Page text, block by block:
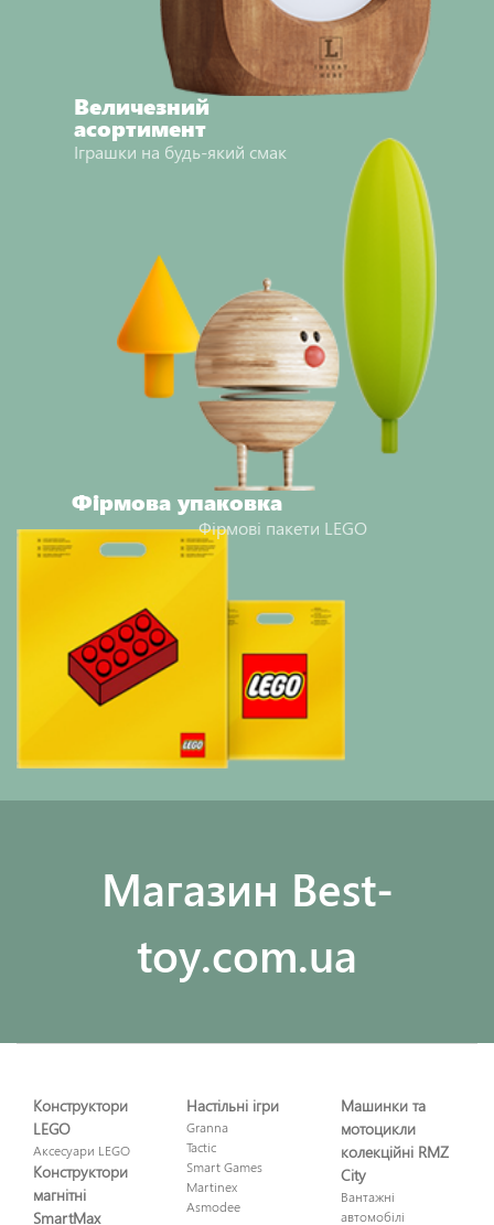
Величезний
асортимент
Іграшки на будь-який смак
Фірмова упаковка
Фірмові пакети LEGO
Maгазин Best-
toy.com.ua
Конструктори
LEGO
Аксесуари LEGO
Конструктори
магнітні
SmartMax
Настільні ігри
Granna
Tactic
Smart Games
Martinex
Asmodee
Машинки та
мотоцикли
колекційні RMZ
City
Вантажні
автомобілі